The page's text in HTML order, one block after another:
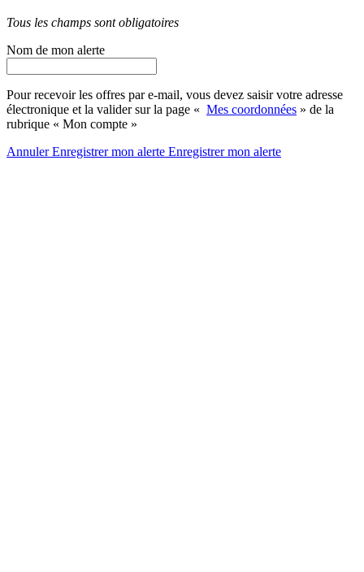
Tous les champs sont obligatoires
Nom de mon alerte
Pour recevoir les offres par e-mail, vous devez saisir votre adresse
électronique et la valider sur la page « Mes coordonnées » de la
rubrique « Mon compte »
AnnulerEnregistrer mon alerte Enregistrermon alerte